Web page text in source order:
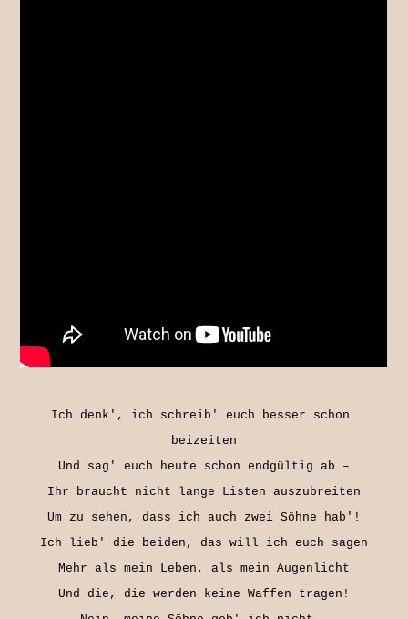
Ich denk', ich schreib' euch besser schon
beizeiten
Und sag' euch heute schon endgültig ab –
Ihr braucht nicht lange Listen auszubreiten
Um zu sehen, dass ich auch zwei Söhne hab'!
Ich lieb' die beiden, das will ich euch sagen
Mehr als mein Leben, als mein Augenlicht
Und die, die werden keine Waffen tragen!